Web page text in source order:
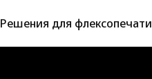
Решения для флексопечати